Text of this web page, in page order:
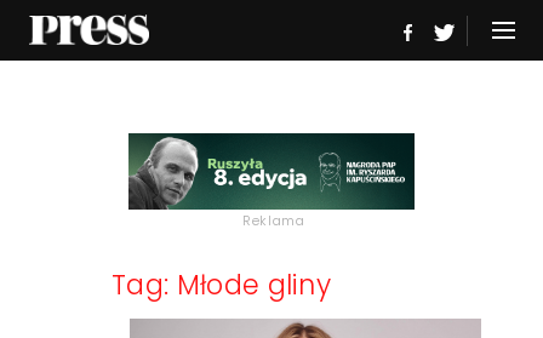
Reklama
Tag: Młode gliny